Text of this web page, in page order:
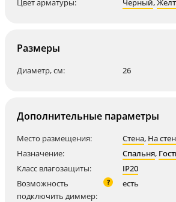
Цвет арматуры: Черный,
Размеры
Диаметр, см: 26
Дополнительные параметры
Место размещения: Стена, На
Назначение:
Спальня,
Класс влагозащиты:
IP20
Возможность
подключить диммер:
? есть